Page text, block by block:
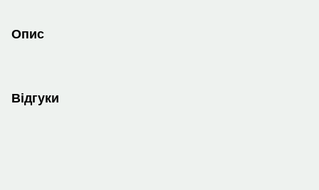
Опис
Відгуки